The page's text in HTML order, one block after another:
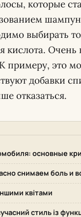
которые
выбирать
кислота. Очень
примеру, это
добавки
отказаться.
основные
снимаем боль и
квітами
стиль із